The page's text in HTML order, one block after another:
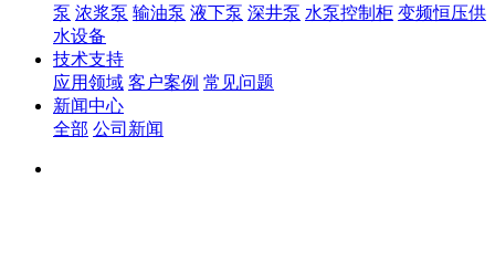
泵 浓浆泵 输油泵 液下泵 深井泵 水泵控制柜 变频恒压供
水设备
技术支持
应用领域 客户案例 常见问题
新闻中心
全部 公司新闻